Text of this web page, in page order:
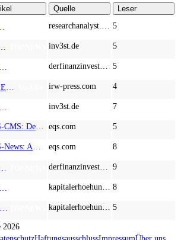
Quelle
Leser
5
inv3st.de 5
5
irw-press.com 4
inv3st.de 7
eqs.com 5
eqs.com 8
9
8
5
2026